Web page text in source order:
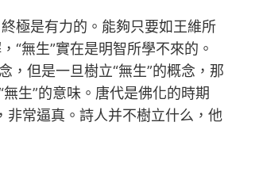
極是有力的。能夠只要如王維所
“無生”實在是明智所學不來的。
，但是一旦樹立“無生”的概念，那
生”的意味。唐代是佛化的時期
非常逼真。詩人并不樹立什么，他